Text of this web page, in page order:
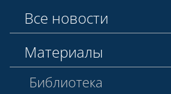
Все новости
Материалы
Библиотека